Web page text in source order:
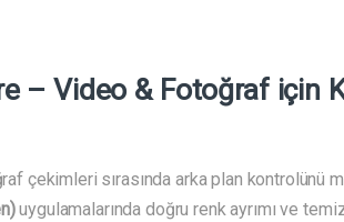
– Video & Fotoğraf için
çekimleri sırasında arka plan kontrolünü
uygulamalarında doğru renk ayrımı ve